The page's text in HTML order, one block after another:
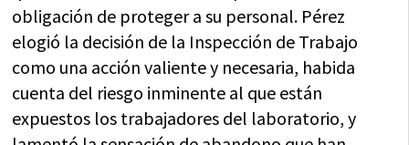
obligación de proteger a su personal. Pérez
elogió la decisión de la Inspección de Trabajo
como una acción valiente y necesaria, habida
cuenta del riesgo inminente al que están
expuestos los trabajadores del laboratorio, y